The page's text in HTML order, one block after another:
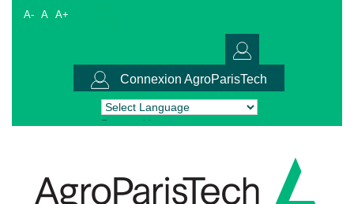
A- A A+
Connexion AgroParisTech
Powered by Translate